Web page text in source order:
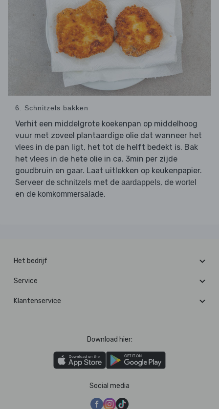
6. Schnitzels bakken
Verhit een middelgrote koekenpan op middelhoog
vuur met zoveel plantaardige olie dat wanneer het
vlees in de pan ligt, het tot de helft bedekt is. Bak
het vlees in de hete olie in ca. 3min per zijde
goudbruin en gaar. Laat uitlekken op keukenpapier.
Serveer de schnitzels met de aardappels, de wortel
en de komkommersalade.
Het bedrijf
Service
Klantenservice
Download hier:
Social media